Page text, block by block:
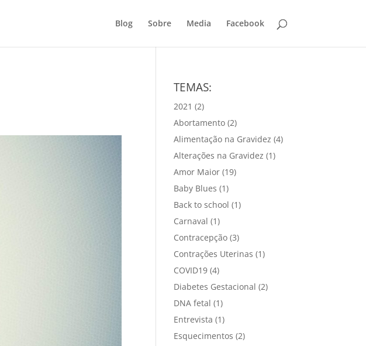
Blog Sobre Media Facebook
TEMAS:
2021 (2)
Abortamento (2)
Alimentação na Gravidez (4)
Alterações na Gravidez (1)
Amor Maior (19)
Baby Blues (1)
Back to school (1)
Carnaval (1)
Contracepção (3)
Contrações Uterinas (1)
COVID19 (4)
Diabetes Gestacional (2)
DNA fetal (1)
Entrevista (1)
Esquecimentos (2)